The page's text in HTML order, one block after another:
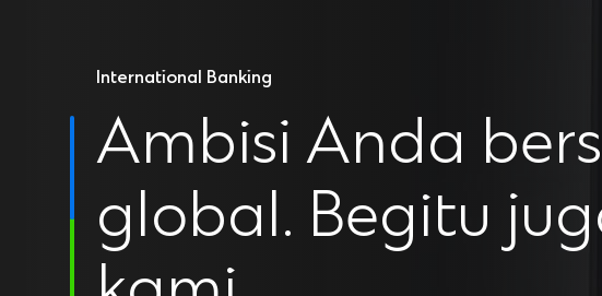
International Banking
Ambisi Anda
global. Begitu